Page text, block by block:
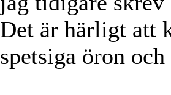
Det är härligt att
spetsiga öron